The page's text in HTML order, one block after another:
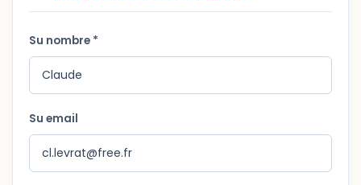
Su nombre *
Su email